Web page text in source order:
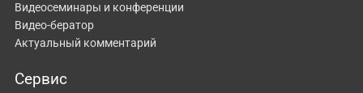
Видеосеминары и конференции
Видео-бератор
Актуальный комментарий
Сервис